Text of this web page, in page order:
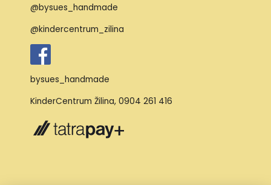
@bysues_handmade
@kindercentrum_zilina
bysues_handmade
KinderCentrum Žilina, 0904 261 416